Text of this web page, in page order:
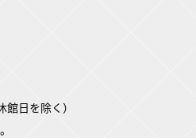
館日を除く）